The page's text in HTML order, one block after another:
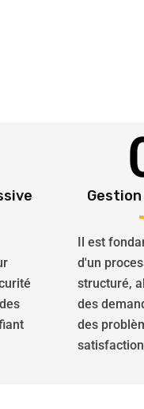
Il est
d'un
structuré,
des
des